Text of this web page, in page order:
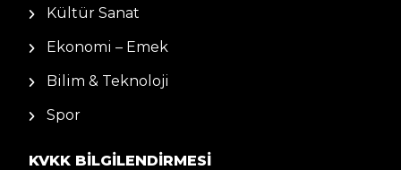
Kültür Sanat
Ekonomi – Emek
Bilim & Teknoloji
Spor
KVKK BILGILENDIRMESI